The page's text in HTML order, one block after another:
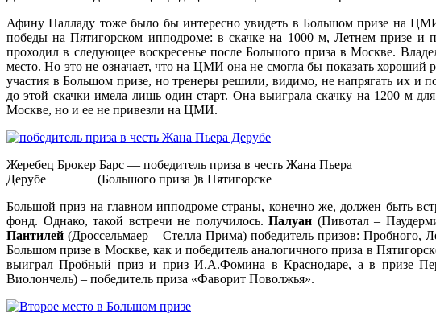
Афину Палладу тоже было бы интересно увидеть в Большом призе на
победы на Пятигорском ипподроме: в скачке на 1000 м, Летнем призе
проходил в следующее воскресенье после Большого приза в Москве.
место. Но это не означает, что на ЦМИ она не смогла бы показать
участия в Большом призе, но тренеры решили, видимо, не напрягать их и
до этой скачки имела лишь один старт. Она выиграла скачку на 1200 м
Москве, но и ее не привезли на ЦМИ.
Жеребец Брокер Барс — победитель приза в честь Жана Пьера
Дерубе (Большого приза )в Пятигорске
Большой приз на главном ипподроме страны, конечно же, должен быть
фонд. Однако, такой встречи не получилось.Палуан (Пивотал –
Пантилей (Дроссельмаер – Стелла Прима) победитель призов:
Большом призе в Москве, как и победитель аналогичного приза в
выиграл Пробный приз и приз И.А.Фомина в Краснодаре, а в призе
Виолончель) – победитель приза «Фаворит Поволжья».